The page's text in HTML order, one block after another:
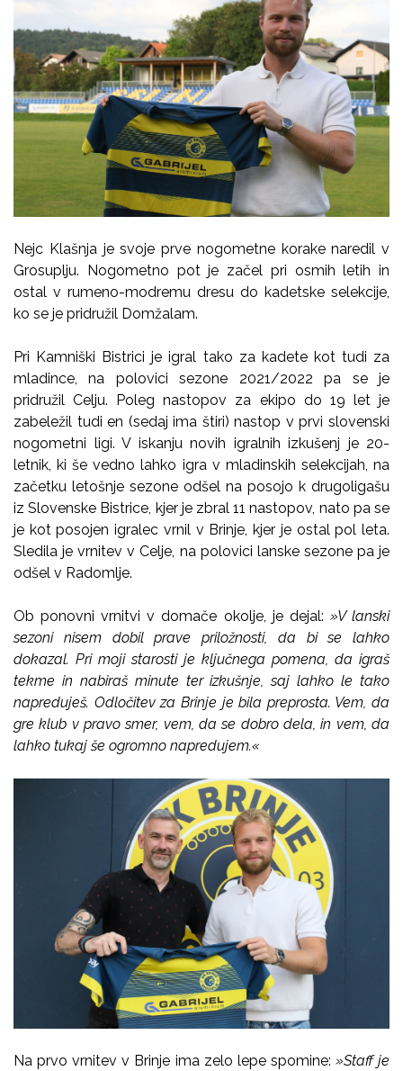
Nejc Klašnja je svoje prve nogometne korake naredil v
Grosuplju. Nogometno pot je začel pri osmih letih in
ostal v rumeno-modremu dresu do kadetske selekcije,
ko se je pridružil Domžalam.
Pri Kamniški Bistrici je igral tako za kadete kot tudi za
mladince, na polovici sezone 2021/2022 pa se je
pridružil Celju. Poleg nastopov za ekipo do 19 let je
zabeležil tudi en (sedaj ima štiri) nastop v prvi slovenski
nogometni ligi. V iskanju novih igralnih izkušenj je 20-
letnik, ki še vedno lahko igra v mladinskih selekcijah, na
začetku letošnje sezone odšel na posojo k drugoligašu
iz Slovenske Bistrice, kjer je zbral 11 nastopov, nato pa se
je kot posojen igralec vrnil v Brinje, kjer je ostal pol leta.
Sledila je vrnitev v Celje, na polovici lanske sezone pa je
odšel v Radomlje.
Ob ponovni vrnitvi v domače okolje, je dejal: »V lanski
sezoni nisem dobil prave priložnosti, da bi se lahko
dokazal. Pri moji starosti je ključnega pomena, da igraš
tekme in nabiraš minute ter izkušnje, saj lahko le tako
napreduješ. Odločitev za Brinje je bila preprosta. Vem, da
gre klub v pravo smer, vem, da se dobro dela, in vem, da
lahko tukaj še ogromno napredujem.«
Na prvo vrnitev v Brinje ima zelo lepe spomine: »Staff je